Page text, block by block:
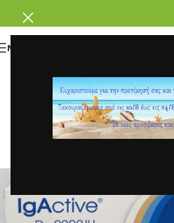
ΜΕΝΟΥ
parafarmakeioΕνεργό